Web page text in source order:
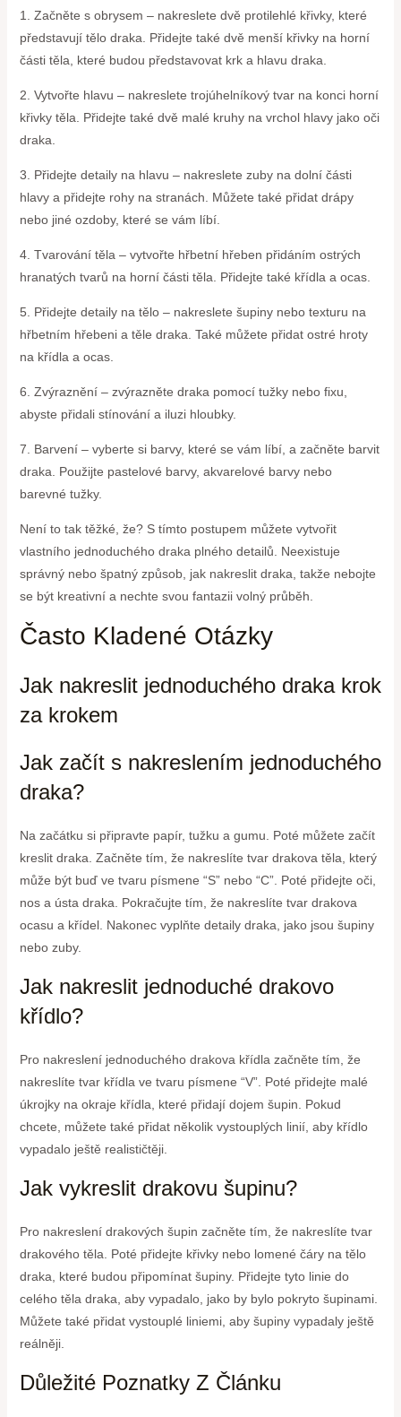
1. Začněte s obrysem – nakreslete dvě protilehlé křivky, které
představují tělo draka. Přidejte také dvě menší křivky na horní
části těla, které budou představovat krk a hlavu draka.
2. Vytvořte hlavu – nakreslete trojúhelníkový tvar na konci horní
křivky těla. Přidejte také dvě malé kruhy na vrchol hlavy jako oči
draka.
3. Přidejte detaily na hlavu – nakreslete zuby na dolní části
hlavy a přidejte rohy na stranách. Můžete také přidat drápy
nebo jiné ozdoby, které se vám líbí.
4. Tvarování těla – vytvořte hřbetní hřeben přidáním ostrých
hranatých tvarů na horní části těla. Přidejte také křídla a ocas.
5. Přidejte detaily na tělo – nakreslete šupiny nebo texturu na
hřbetním hřebeni a těle draka. Také můžete přidat ostré hroty
na křídla a ocas.
6. Zvýraznění – zvýrazněte draka pomocí tužky nebo fixu,
abyste přidali stínování a iluzi hloubky.
7. Barvení – vyberte si barvy, které se vám líbí, a začněte barvit
draka. Použijte pastelové barvy, akvarelové barvy nebo
barevné tužky.
Není to tak těžké, že? S tímto postupem můžete vytvořit
vlastního jednoduchého draka plného detailů. Neexistuje
správný nebo špatný způsob, jak nakreslit draka, takže nebojte
se být kreativní a nechte svou fantazii volný průběh.
Často Kladené Otázky
Jak nakreslit jednoduchého draka krok
za krokem
Jak začít s nakreslením jednoduchého
draka?
Na začátku si připravte papír, tužku a gumu. Poté můžete začít
kreslit draka. Začněte tím, že nakreslíte tvar drakova těla, který
může být buď ve tvaru písmene “S” nebo “C”. Poté přidejte oči,
nos a ústa draka. Pokračujte tím, že nakreslíte tvar drakova
ocasu a křídel. Nakonec vyplňte detaily draka, jako jsou šupiny
nebo zuby.
Jak nakreslit jednoduché drakovo
křídlo?
Pro nakreslení jednoduchého drakova křídla začněte tím, že
nakreslíte tvar křídla ve tvaru písmene “V”. Poté přidejte malé
úkrojky na okraje křídla, které přidají dojem šupin. Pokud
chcete, můžete také přidat několik vystouplých linií, aby křídlo
vypadalo ještě realističtěji.
Jak vykreslit drakovu šupinu?
Pro nakreslení drakových šupin začněte tím, že nakreslíte tvar
drakového těla. Poté přidejte křivky nebo lomené čáry na tělo
draka, které budou připomínat šupiny. Přidejte tyto linie do
celého těla draka, aby vypadalo, jako by bylo pokryto šupinami.
Můžete také přidat vystouplé liniemi, aby šupiny vypadaly ještě
reálněji.
Důležité Poznatky Z Článku